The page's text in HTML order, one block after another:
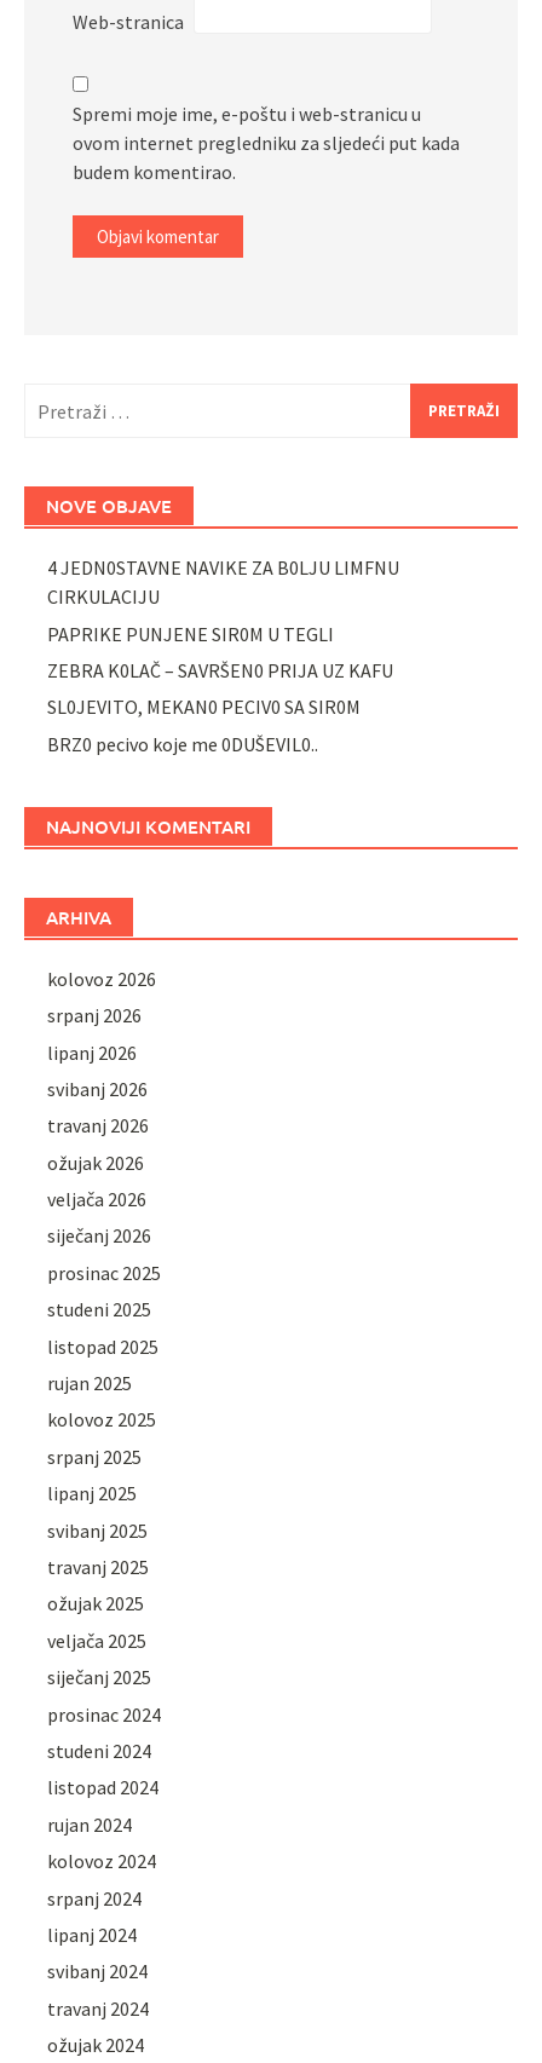
Web-stranica
Spremi moje ime, e-poštu i web-stranicu u
ovom internet pregledniku za sljedeći put kada
budem komentirao.
NOVE OBJAVE
4 JEDN0STAVNE NAVIKE ZA B0LJU LIMFNU
CIRKULACIJU
PAPRIKE PUNJENE SIR0M U TEGLI
ZEBRA K0LAČ – SAVRŠEN0 PRIJA UZ KAFU
SL0JEVITO, MEKAN0 PECIV0 SA SIR0M
BRZ0 pecivo koje me 0DUŠEVIL0..
NAJNOVIJI KOMENTARI
ARHIVA
kolovoz 2026
srpanj 2026
lipanj 2026
svibanj 2026
travanj 2026
ožujak 2026
veljača 2026
siječanj 2026
prosinac 2025
studeni 2025
listopad 2025
rujan 2025
kolovoz 2025
srpanj 2025
lipanj 2025
svibanj 2025
travanj 2025
ožujak 2025
veljača 2025
siječanj 2025
prosinac 2024
studeni 2024
listopad 2024
rujan 2024
kolovoz 2024
srpanj 2024
lipanj 2024
svibanj 2024
travanj 2024
ožujak 2024